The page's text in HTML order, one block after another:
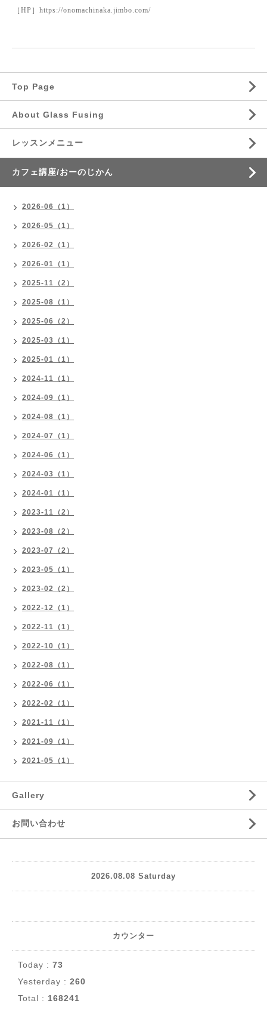
［ HP ］ https://onomachinaka.jimbo.com/
Top Page
About Glass Fusing
レッスンメニュー
カフェ講座/おーのじかん
2026-06（1）
2026-05（1）
2026-02（1）
2026-01（1）
2025-11（2）
2025-08（1）
2025-06（2）
2025-03（1）
2025-01（1）
2024-11（1）
2024-09（1）
2024-08（1）
2024-07（1）
2024-06（1）
2024-03（1）
2024-01（1）
2023-11（2）
2023-08（2）
2023-07（2）
2023-05（1）
2023-02（2）
2022-12（1）
2022-11（1）
2022-10（1）
2022-08（1）
2022-06（1）
2022-02（1）
2021-11（1）
2021-09（1）
2021-05（1）
Gallery
お問い合わせ
2026.08.08 Saturday
カウンター
Today : 73
Yesterday : 260
Total : 168241